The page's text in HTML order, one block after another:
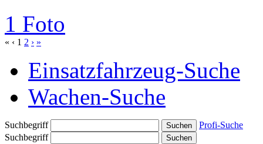
1 Foto
« ‹ 1 2 › »
Einsatzfahrzeug-Suche
Wachen-Suche
Suchbegriff
Profi-Suche
Suchbegriff